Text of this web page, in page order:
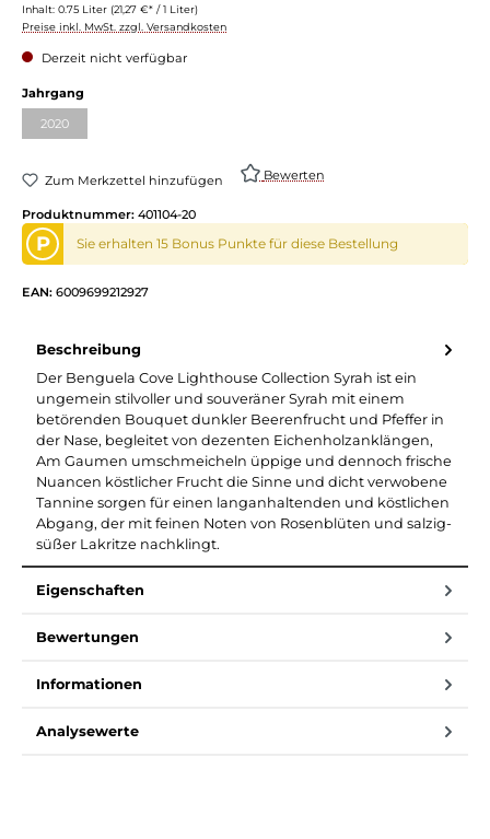
Inhalt: 0.75 Liter (21,27 €* / 1 Liter)
Preise inkl. MwSt. zzgl. Versandkosten
Derzeit nicht verfügbar
Jahrgang
2020(Diese Option ist zurzeit nicht verfügbar.)
Zum Merkzettel hinzufügen Bewerten
Produktnummer: 401104-20
P Sie erhalten 15 Bonus Punkte für diese Bestellung
EAN: 6009699212927
Beschreibung
Der Benguela Cove Lighthouse Collection Syrah ist ein
ungemein stilvoller und souveräner Syrah mit einem
betörenden Bouquet dunkler Beerenfrucht und Pfeffer in
der Nase, begleitet von dezenten Eichenholzanklängen,
Am Gaumen umschmeicheln üppige und dennoch frische
Nuancen köstlicher Frucht die Sinne und dicht verwobene
Tannine sorgen für einen langanhaltenden und köstlichen
Abgang, der mit feinen Noten von Rosenblüten und salzig-
süßer Lakritze nachklingt.
Eigenschaften
Bewertungen
Informationen
Analysewerte